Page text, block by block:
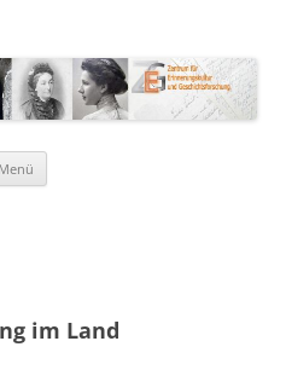
und Geschichte
Menü
im Land